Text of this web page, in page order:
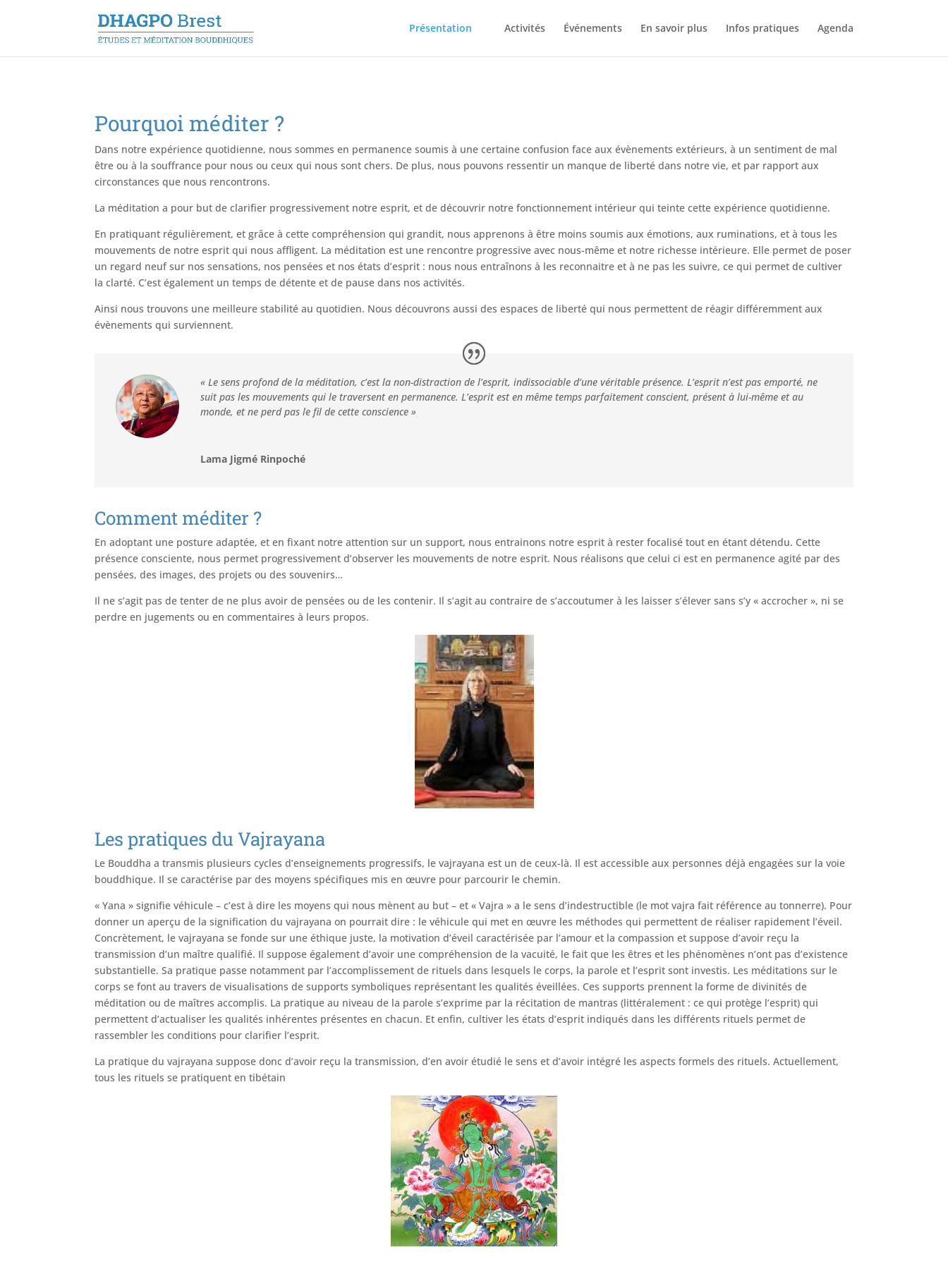
Présentation Activités Événements En savoir plus Infos pratiques Agenda
Pourquoi méditer ?
Dans notre expérience quotidienne, nous sommes en permanence soumis à une certaine confusion face aux évènements extérieurs, à un sentiment de mal
être ou à la souffrance pour nous ou ceux qui nous sont chers. De plus, nous pouvons ressentir un manque de liberté dans notre vie, et par rapport aux
circonstances que nous rencontrons.
La méditation a pour but de clarifier progressivement notre esprit, et de découvrir notre fonctionnement intérieur qui teinte cette expérience quotidienne.
En pratiquant régulièrement, et grâce à cette compréhension qui grandit, nous apprenons à être moins soumis aux émotions, aux ruminations, et à tous les
mouvements de notre esprit qui nous affligent. La méditation est une rencontre progressive avec nous-même et notre richesse intérieure. Elle permet de poser
un regard neuf sur nos sensations, nos pensées et nos états d’esprit : nous nous entraînons à les reconnaitre et à ne pas les suivre, ce qui permet de cultiver
la clarté. C’est également un temps de détente et de pause dans nos activités.
Ainsi nous trouvons une meilleure stabilité au quotidien. Nous découvrons aussi des espaces de liberté qui nous permettent de réagir différemment aux
évènements qui surviennent.
« Le sens profond de la méditation, c’est la non-distraction de l’esprit, indissociable d’une véritable présence. L’esprit n’est pas emporté, ne
suit pas les mouvements qui le traversent en permanence. L’esprit est en même temps parfaitement conscient, présent à lui-même et au
monde, et ne perd pas le fil de cette conscience »
Lama Jigmé Rinpoché
Comment méditer ?
En adoptant une posture adaptée, et en fixant notre attention sur un support, nous entrainons notre esprit à rester focalisé tout en étant détendu. Cette
présence consciente, nous permet progressivement d’observer les mouvements de notre esprit. Nous réalisons que celui ci est en permanence agité par des
pensées, des images, des projets ou des souvenirs…
Il ne s’agit pas de tenter de ne plus avoir de pensées ou de les contenir. Il s’agit au contraire de s’accoutumer à les laisser s’élever sans s’y « accrocher », ni se
perdre en jugements ou en commentaires à leurs propos.
Les pratiques du Vajrayana
Le Bouddha a transmis plusieurs cycles d’enseignements progressifs, le vajrayana est un de ceux-là. Il est accessible aux personnes déjà engagées sur la voie
bouddhique. Il se caractérise par des moyens spécifiques mis en œuvre pour parcourir le chemin.
« Yana » signifie véhicule – c’est à dire les moyens qui nous mènent au but – et « Vajra » a le sens d’indestructible (le mot vajra fait référence au tonnerre). Pour
donner un aperçu de la signification du vajrayana on pourrait dire : le véhicule qui met en œuvre les méthodes qui permettent de réaliser rapidement l’éveil.
Concrètement, le vajrayana se fonde sur une éthique juste, la motivation d’éveil caractérisée par l’amour et la compassion et suppose d’avoir reçu la
transmission d’un maître qualifié. Il suppose également d’avoir une compréhension de la vacuité, le fait que les êtres et les phénomènes n’ont pas d’existence
substantielle. Sa pratique passe notamment par l’accomplissement de rituels dans lesquels le corps, la parole et l’esprit sont investis. Les méditations sur le
corps se font au travers de visualisations de supports symboliques représentant les qualités éveillées. Ces supports prennent la forme de divinités de
méditation ou de maîtres accomplis. La pratique au niveau de la parole s’exprime par la récitation de mantras (littéralement : ce qui protège l’esprit) qui
permettent d’actualiser les qualités inhérentes présentes en chacun. Et enfin, cultiver les états d’esprit indiqués dans les différents rituels permet de
rassembler les conditions pour clarifier l’esprit.
La pratique du vajrayana suppose donc d’avoir reçu la transmission, d’en avoir étudié le sens et d’avoir intégré les aspects formels des rituels. Actuellement,
tous les rituels se pratiquent en tibétain